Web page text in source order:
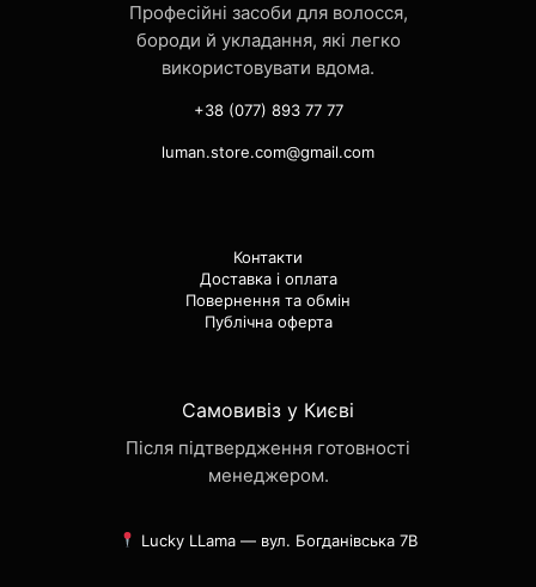
Професійні засоби для волосся,
бороди й укладання, які легко
використовувати вдома.
+38 (077) 893 77 77
luman.store.com@gmail.com
Контакти
Доставка і оплата
Повернення та обмін
Публічна оферта
Самовивіз у Києві
Після підтвердження готовності
менеджером.
Lucky LLama — вул. Богданівська 7В